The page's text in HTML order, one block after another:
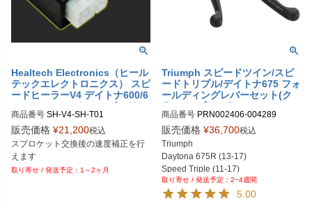
PRN002451-004289-17
PRN002451-004289-18
PRN002451-004289-19
PRN002451-004289-20
PRN002451-004289-22
PRN002451-004289-23
PRN002451-004289-24
PRN002451-004289-26
PRN002451-004289-27
PRN002451-004289-28
PRN002451-004289-29
PRN002451-004289-30
Healtech Electronics（ヒール
テックエレクトロニクス） スピ
ードヒーラーV4 デイトナ600/6
50/955i ロケットIII スピードフ
ォー/トリプル 他 SH-V4+SH-T0
1
商品番号 SH-V4-SH-T01
EU型番：hlt_SH-V4+SH-T01
販売価格 ¥21,200税込
スプロケット交換後の速度補正を行
えます
1～2ヶ月
Triumph スピードツイン/スピ
ードトリプル/デイトナ675 フォ
ールディングレバーセット(ク
ラッチ+ブレーキ) Evotech Per
formance
商品番号 PRN002406-004289
PRN002406-004289-01
PRN002406-004289-02
PRN002406-004289-03
PRN002406-004289-04
PRN002406-004289-05
PRN002406-004289-06
PRN002406-004289-07
販売価格 ¥36,700税込
Triumph
Daytona 675R (13-17)
Speed Triple (11-17)
Speed Twin 1200 (19-)
Thruxton R T120 (16-19)
2~4週間
5.00